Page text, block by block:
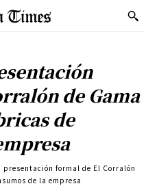
de Gama
de
presentación formal de El Corralón
de la empresa